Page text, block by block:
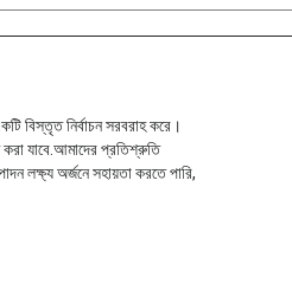
বিস্তৃত নির্বাচন সরবরাহ করে।
করা যাবে.আমাদের প্রতিশ্রুতি
লক্ষ্য অর্জনে সহায়তা করতে পারি,